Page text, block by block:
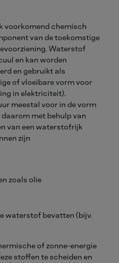
voorkomend chemisch
van de toekomstige
Waterstof
en kan worden
en gebruikt als
of vloeibare vorm voor
in elektriciteit).
meestal voor in de vorm
met behulp van
van een waterstofrijk
zijn
zoals olie
waterstof bevatten (bijv.
of zonne-energie
stoffen te scheiden en